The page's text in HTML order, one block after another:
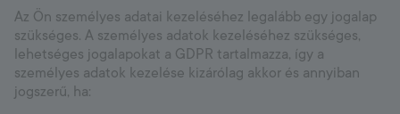
Az Ön személyes adatai kezeléséhez legalább egy jogalap
szükséges. A személyes adatok kezeléséhez szükséges,
lehetséges jogalapokat a GDPR tartalmazza, így a
személyes adatok kezelése kizárólag akkor és annyiban
jogszerű, ha: